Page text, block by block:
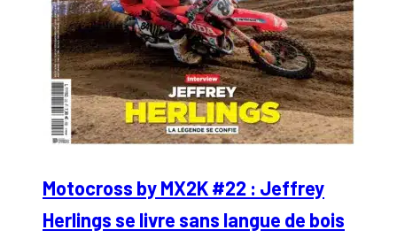
Motocross by MX2K #22 : Jeffrey
Herlings se livre sans langue de bois